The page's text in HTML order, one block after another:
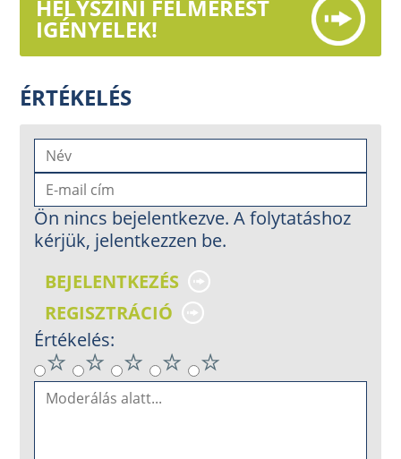
HELYSZÍNI FELMÉRÉST
IGÉNYELEK!
ÉRTÉKELÉS
Ön nincs bejelentkezve. A folytatáshoz
kérjük, jelentkezzen be.
BEJELENTKEZÉS
REGISZTRÁCIÓ
Értékelés: